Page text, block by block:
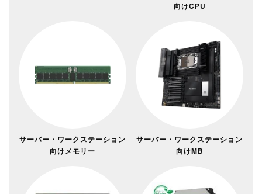
向けCPU
サーバー・ワークステーション
向けメモリー
サーバー・ワークステーション
向けMB